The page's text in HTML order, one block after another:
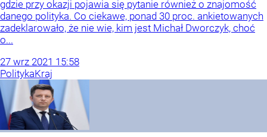
gdzie przy okazji pojawia się pytanie również o znajomość
danego polityka. Co ciekawe, ponad 30 proc. ankietowanych
zadeklarowało, że nie wie, kim jest Michał Dworczyk, choć
o...
27 wrz 2021 15:58
PolitykaKraj